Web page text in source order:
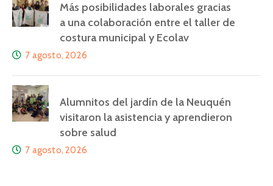
Más posibilidades laborales gracias
a una colaboración entre el taller de
costura municipal y Ecolav
7 agosto, 2026
Alumnitos del jardín de la Neuquén
visitaron la asistencia y aprendieron
sobre salud
7 agosto, 2026